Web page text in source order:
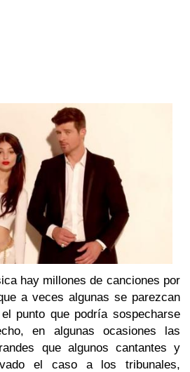
hay millones de canciones por
a veces algunas se parezcan
punto que podría sospecharse
en algunas ocasiones las
que algunos cantantes y
el caso a los tribunales,